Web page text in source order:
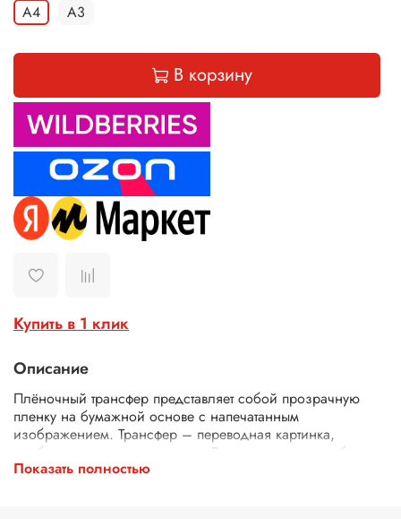
A4 A3
В корзину
Купить в 1 клик
Описание
Плёночный трансфер представляет собой прозрачную
пленку на бумажной основе с напечатанным
изображением. Трансфер – переводная картинка,
изображение, с его помощью Ваше изделие приобретет
неповторимость и уникальность. Трансферной бумагой
Показать полностью